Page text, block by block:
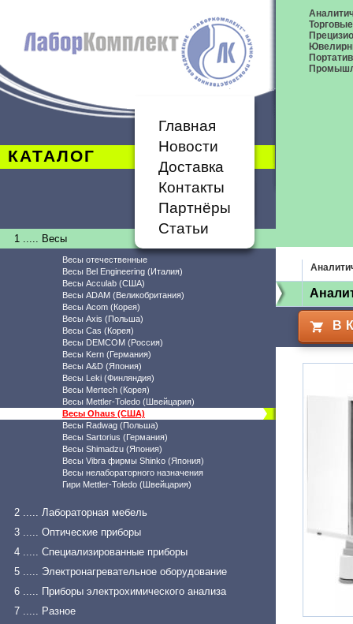
КАТАЛОГ
Главная
Новости
Доставка
Контакты
Партнёры
Статьи
1 ..... Весы
Весы отечественные
Весы Bel Engineering (Италия)
Весы Acculab (США)
Весы ADAM (Великобритания)
Весы Acom (Корея)
Весы Axis (Польша)
Весы Cas (Корея)
Весы DEMCOM (Россия)
Весы Kern (Германия)
Весы A&D (Япония)
Весы Leki (Финляндия)
Весы Mertech (Корея)
Весы Mettler-Toledo (Швейцария)
Весы Ohaus (США)
Весы Radwag (Польша)
Весы Sartorius (Германия)
Весы Shimadzu (Япония)
Весы Vibra фирмы Shinko (Япония)
Весы нелабораторного назначения
Гири Mettler-Toledo (Швейцария)
2 ..... Лабораторная мебель
3 ..... Оптические приборы
4 ..... Специализированные приборы
5 ..... Электронагревательное оборудование
6 ..... Приборы электрохимического анализа
7 ..... Разное
В